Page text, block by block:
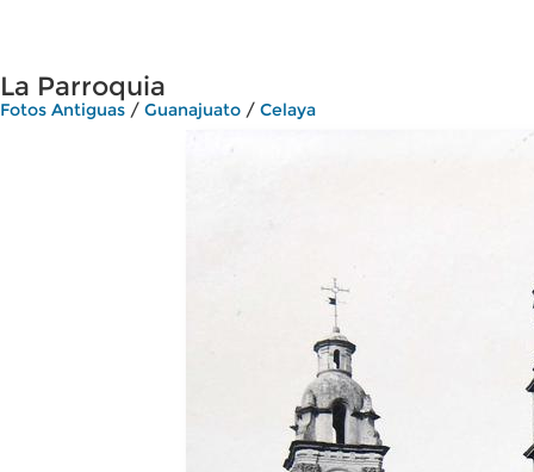
La Parroquia
Fotos Antiguas / Guanajuato / Celaya